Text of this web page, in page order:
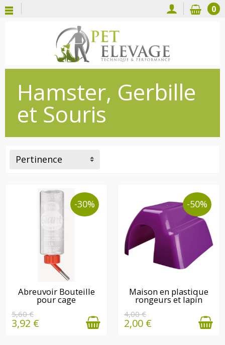
0
Hamster, Gerbille
et Souris
Pertinence
-30%
DERNIÈRE(S)
QUANTITÉ(S)
DISPONIBLE(S)
Abreuvoir Bouteille
pour cage
5,60 €
3,92 €
-50%
DERNIÈRE(S)
QUANTITÉ(S)
DISPONIBLE(S)
Maison en plastique
rongeurs et lapin
4,00 €
2,00 €